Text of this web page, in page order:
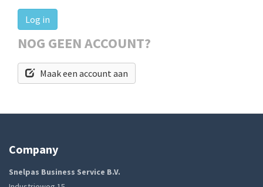
NOG GEEN ACCOUNT?
Maak een account aan
Company
Snelpas Business Service B.V.